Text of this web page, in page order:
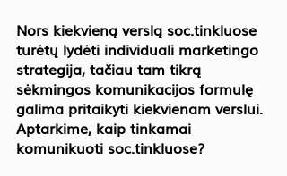
Nors kiekvieną verslą soc.tinkluose
turėtų lydėti individuali marketingo
strategija, tačiau tam tikrą
sėkmingos komunikacijos formulę
galima pritaikyti kiekvienam verslui.
Aptarkime, kaip tinkamai
komunikuoti soc.tinkluose?